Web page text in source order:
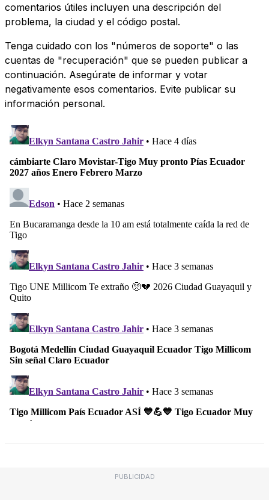
comentarios útiles incluyen una descripción del
problema, la ciudad y el código postal.
Tenga cuidado con los "números de soporte" o las
cuentas de "recuperación" que se pueden publicar a
continuación. Asegúrate de informar y votar
negativamente esos comentarios. Evite publicar su
información personal.
PUBLICIDAD